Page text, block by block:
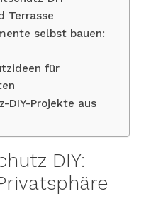
Terrasse
selbst bauen:
für
DIY-Projekte aus
DIY: